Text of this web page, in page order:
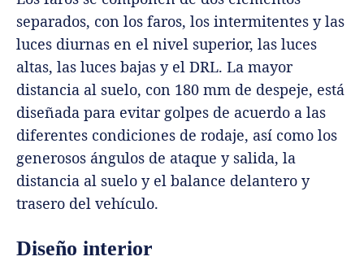
separados, con los faros, los intermitentes y las
luces diurnas en el nivel superior, las luces
altas, las luces bajas y el DRL. La mayor
distancia al suelo, con 180 mm de despeje, está
diseñada para evitar golpes de acuerdo a las
diferentes condiciones de rodaje, así como los
generosos ángulos de ataque y salida, la
distancia al suelo y el balance delantero y
trasero del vehículo.
Diseño interior